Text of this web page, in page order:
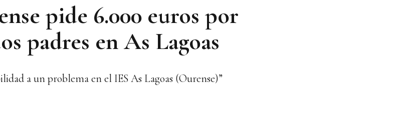
pide 6.000 euros por
padres en As Lagoas
a un problema en el IES As Lagoas (Ourense)”